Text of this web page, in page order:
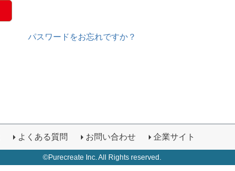
パスワードをお忘れですか？
よくある質問 お問い合わせ 企業サイト
©Purecreate Inc. All Rights reserved.